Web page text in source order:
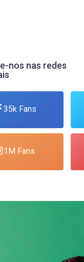
nos nas redes
35k Fans
1M Fans